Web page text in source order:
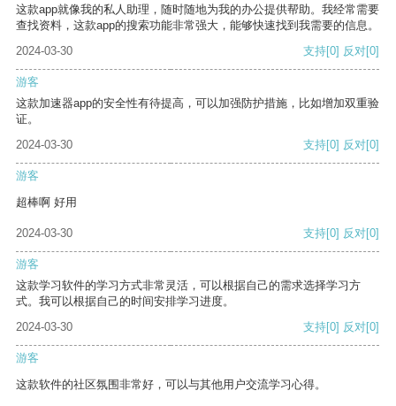
这款app就像我的私人助理，随时随地为我的办公提供帮助。我经常需要
查找资料，这款app的搜索功能非常强大，能够快速找到我需要的信息。
2024-03-30
支持[0] 反对[0]
游客
这款加速器app的安全性有待提高，可以加强防护措施，比如增加双重验
证。
2024-03-30
支持[0] 反对[0]
游客
超棒啊 好用
2024-03-30 支持[0] 反对[0]
游客
这款学习软件的学习方式非常灵活，可以根据自己的需求选择学习方
式。我可以根据自己的时间安排学习进度。
2024-03-30
支持[0] 反对[0]
游客
这款软件的社区氛围非常好，可以与其他用户交流学习心得。